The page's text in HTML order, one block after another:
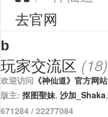
去官网
b
玩家交流区 (18)
欢迎访问 《神仙道》官方网站
版主: 抠图聖妹, 沙加_Shaka,
671284 / 22277084